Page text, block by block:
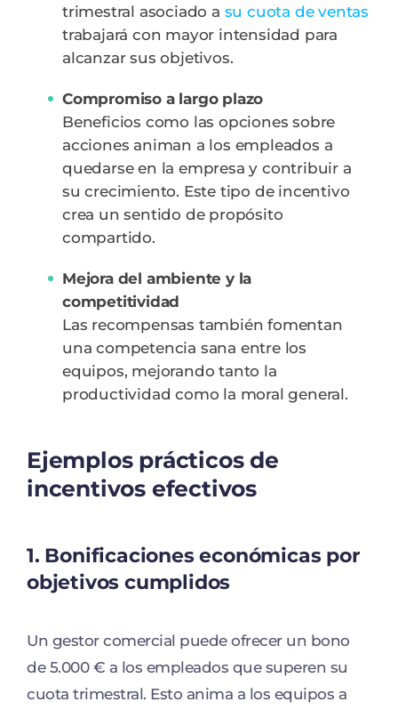
trimestral asociado a su cuota de ventas
trabajará con mayor intensidad para
alcanzar sus objetivos.
Compromiso a largo plazo
Beneficios como las opciones sobre
acciones animan a los empleados a
quedarse en la empresa y contribuir a
su crecimiento. Este tipo de incentivo
crea un sentido de propósito
compartido.
Mejora del ambiente y la
competitividad
Las recompensas también fomentan
una competencia sana entre los
equipos, mejorando tanto la
productividad como la moral general.
Ejemplos prácticos de
incentivos efectivos
1. Bonificaciones económicas por
objetivos cumplidos
Un gestor comercial puede ofrecer un bono
de 5.000 € a los empleados que superen su
cuota trimestral. Esto anima a los equipos a